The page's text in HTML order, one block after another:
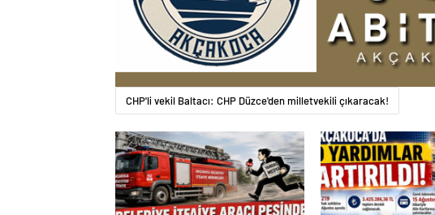
CHP'li vekil Baltacı: CHP Düzce'den milletvekili çıkaracak!